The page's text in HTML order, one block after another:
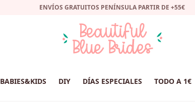
ENVÍOS GRATUITOS PENÍNSULA PARTIR DE +55€
BABIES&KIDS DIY DÍAS ESPECIALES TODO A 1€